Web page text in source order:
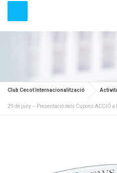
Club Cecot Internacionalització
29 de juny – Presentació dels Cupons ACCIÓ a